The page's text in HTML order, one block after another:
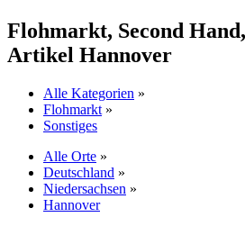
Flohmarkt, Second
Artikel Hannover
Alle Kategorien »
Flohmarkt »
Sonstiges
Alle Orte »
Deutschland »
Niedersachsen »
Hannover